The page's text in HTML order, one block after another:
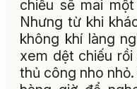
chiếu sẽ mai
Nhưng từ khi
không khí làng
xem dệt chiếu
thủ công nho